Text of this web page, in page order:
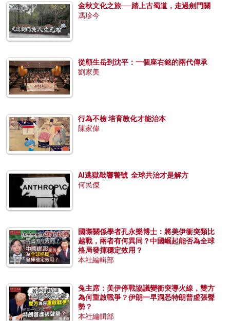
金秋文化之旅──踏上古蜀道，走過劍門關
馮珍今
從顧生岳到沈平：一個座右銘的兩代傳承
劉家美
行為不檢 培育教化才能治本
陳家偉
AI逃獄敲響警號 全球共治才是解方
何民傑
國際關係學者孔永樂博士：將美伊衝突類比
越戰，兩者有何異同？中國崛起能否為全球
格局發揮穩定效用？
本社編輯部
兔主席：美伊停戰協議變衝突導火線，雙方
為何重啟戰爭？伊朗一早洞悉特朗普虛張聲
勢？
本社編輯部